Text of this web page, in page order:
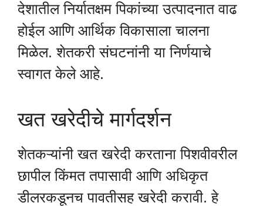
देशातील निर्यातक्षम पिकांच्या उत्पादनात वाढ
होईल आणि आर्थिक विकासाला चालना
मिळेल. शेतकरी संघटनांनी या निर्णयाचे
स्वागत केले आहे.
खत खरेदीचे मार्गदर्शन
शेतकऱ्यांनी खत खरेदी करताना पिशवीवरील
छापील किंमत तपासावी आणि अधिकृत
डीलरकडूनच पावतीसह खरेदी करावी. हे